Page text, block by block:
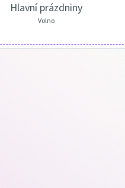
Hlavní prázdniny
Volno